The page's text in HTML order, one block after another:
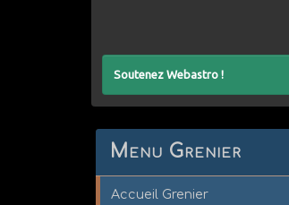
Soutenez Webastro !
Menu Grenier
Accueil Grenier